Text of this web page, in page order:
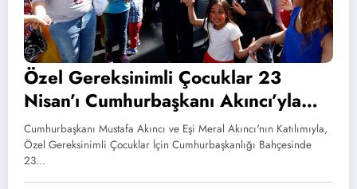
Özel Gereksinimli Çocuklar 23
Nisan’ı Cumhurbaşkanı Akıncı’yla
Kutladı
Cumhurbaşkanı Mustafa Akıncı ve Eşi Meral Akıncı'nın Katılımıyla,
Özel Gereksinimli Çocuklar İçin Cumhurbaşkanlığı Bahçesinde
23…